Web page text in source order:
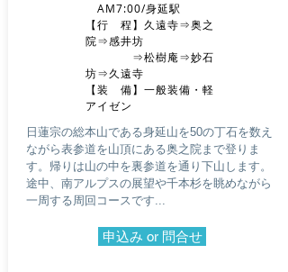
AM7:00/身延駅
​【行 程】久遠寺⇒奥之
院⇒感井坊
⇒松樹庵⇒妙石
坊⇒久遠寺
​【装 備】一般装備・軽
アイゼン
日蓮宗の総本山である身延山を50の丁石を数え
ながら表参道を山頂にある奥之院まで登りま
す。帰りは山の中を裏参道を通り下山します。
途中、南アルプスの展望や千本杉を眺めながら
一周する周回コースです...
申込み or 問合せ